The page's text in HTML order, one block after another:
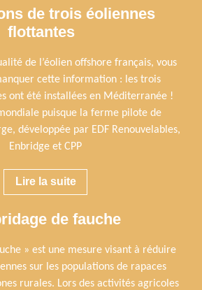
de trois éoliennes
flottantes
de l’éolien offshore français, vous
cette information : les trois
ont été installées en Méditerranée !
puisque la ferme pilote de
développée par EDF Renouvelables,
Enbridge et CPP
Lire la suite
de fauche
» est une mesure visant à réduire
sur les populations de rapaces
rurales. Lors des activités agricoles